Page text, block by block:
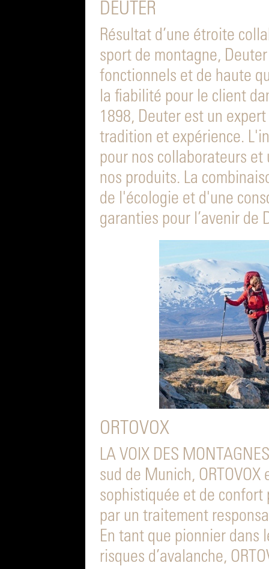
DEUTER
Résultat d’une étroite
sport de montagne,
fonctionnels et de haute
la fiabilité pour le client
1898, Deuter est un
tradition et expérience.
pour nos collaborateurs
nos produits. La
de l'écologie et d'une
garanties pour l’avenir de
ORTOVOX
LA VOIX DES
sud de Munich,
sophistiquée et de
par un traitement
En tant que pionnier dans
risques d’avalanche,